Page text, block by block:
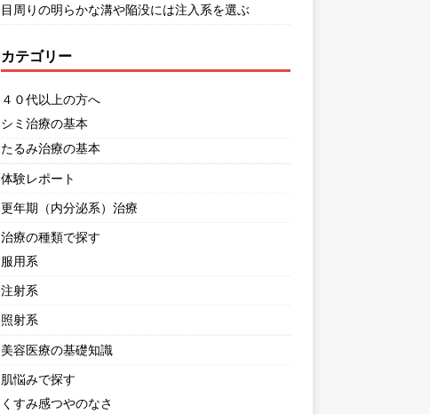
目周りの明らかな溝や陥没には注入系を選ぶ
カテゴリー
４０代以上の方へ
シミ治療の基本
たるみ治療の基本
体験レポート
更年期（内分泌系）治療
治療の種類で探す
服用系
注射系
照射系
美容医療の基礎知識
肌悩みで探す
くすみ感つやのなさ